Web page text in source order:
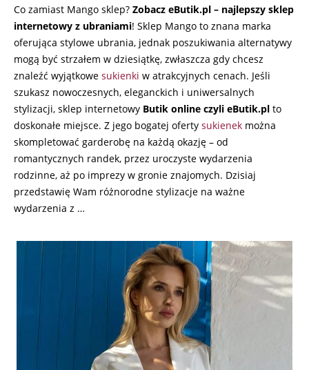
Co zamiast Mango sklep? Zobacz eButik.pl – najlepszy sklep
internetowy z ubraniami! Sklep Mango to znana marka
oferująca stylowe ubrania, jednak poszukiwania alternatywy
mogą być strzałem w dziesiątkę, zwłaszcza gdy chcesz
znaleźć wyjątkowe sukienki w atrakcyjnych cenach. Jeśli
szukasz nowoczesnych, eleganckich i uniwersalnych
stylizacji, sklep internetowy Butik online czyli eButik.pl to
doskonałe miejsce. Z jego bogatej oferty sukienek można
skompletować garderobę na każdą okazję – od
romantycznych randek, przez uroczyste wydarzenia
rodzinne, aż po imprezy w gronie znajomych. Dzisiaj
przedstawię Wam różnorodne stylizacje na ważne
wydarzenia z …